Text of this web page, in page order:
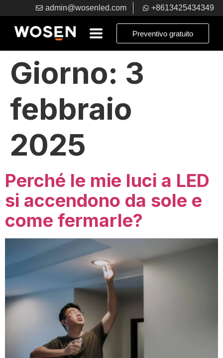
admin@wosenled.com +8613425434349
Preventivo gratuito
Giorno: 3
febbraio
2025
Perché le mie luci a LED
si accendono da sole e
come fermarle?